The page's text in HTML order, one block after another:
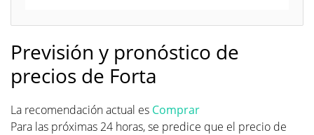
Previsión y pronóstico de
precios de Forta
La recomendación actual es Comprar
Para las próximas 24 horas, se predice que el precio de